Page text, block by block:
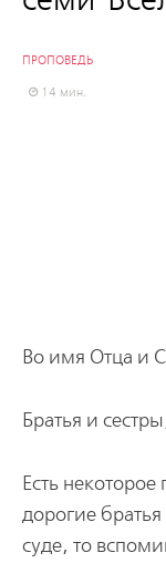
ПРОПОВЕДЬ
14 мин.
Во имя Отца и
Братья и
Есть
дорогие
суде, то